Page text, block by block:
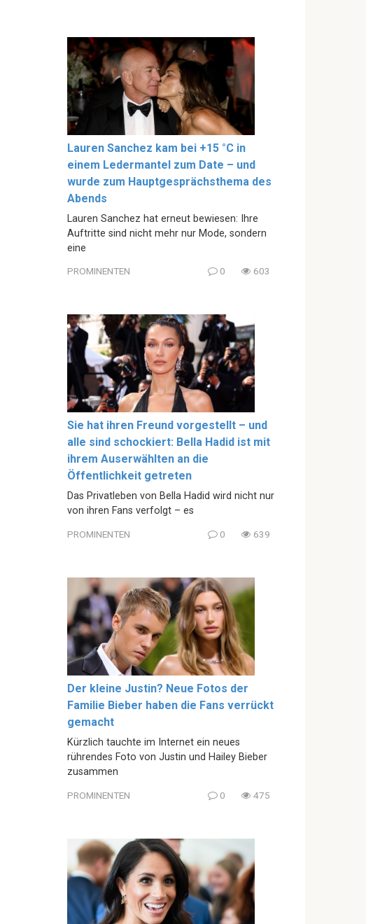
Lauren Sanchez kam bei +15 °C in
einem Ledermantel zum Date – und
wurde zum Hauptgesprächsthema des
Abends
Lauren Sanchez hat erneut bewiesen: Ihre
Auftritte sind nicht mehr nur Mode, sondern
eine
PROMINENTEN 0 603
Sie hat ihren Freund vorgestellt – und
alle sind schockiert: Bella Hadid ist mit
ihrem Auserwählten an die
Öffentlichkeit getreten
Das Privatleben von Bella Hadid wird nicht nur
von ihren Fans verfolgt – es
PROMINENTEN 0 639
Der kleine Justin? Neue Fotos der
Familie Bieber haben die Fans verrückt
gemacht
Kürzlich tauchte im Internet ein neues
rührendes Foto von Justin und Hailey Bieber
zusammen
PROMINENTEN 0 475